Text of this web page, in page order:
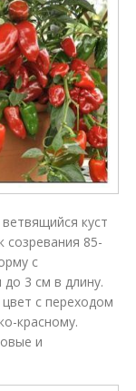
куст
созревания 85-
с
3 см в длину.
с переходом
красному.
и